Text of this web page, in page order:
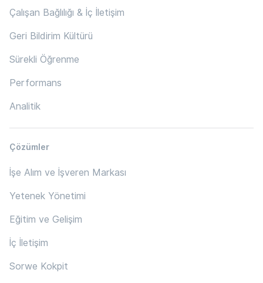
Çalışan Bağlılığı & İç İletişim
Geri Bildirim Kültürü
Sürekli Öğrenme
Performans
Analitik
Çözümler
İşe Alım ve İşveren Markası
Yetenek Yönetimi
Eğitim ve Gelişim
İç İletişim
Sorwe Kokpit